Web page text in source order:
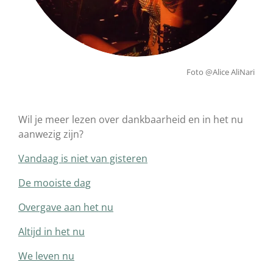
Foto @Alice AliNari
Wil je meer lezen over dankbaarheid en in het nu
aanwezig zijn?
Vandaag is niet van gisteren
De mooiste dag
Overgave aan het nu
Altijd in het nu
We leven nu